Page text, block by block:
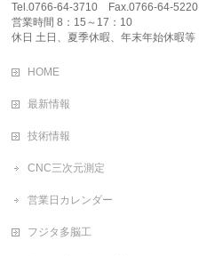
Tel.0766-64-3710 Fax.0766-64-5220
営業時間 8：15～17：10
休日 土日、夏季休暇、年末年始休暇等
HOME
最新情報
技術情報
CNC三次元測定
営業日カレンダー
フジタ多脳工